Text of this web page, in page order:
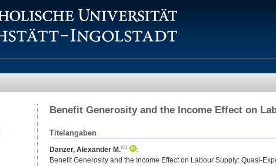
Benefit Generosity and the Income Effect on
Titelangaben
Danzer, Alexander M.
:
Benefit Generosity and the Income Effect on Labour Supply: Quasi-